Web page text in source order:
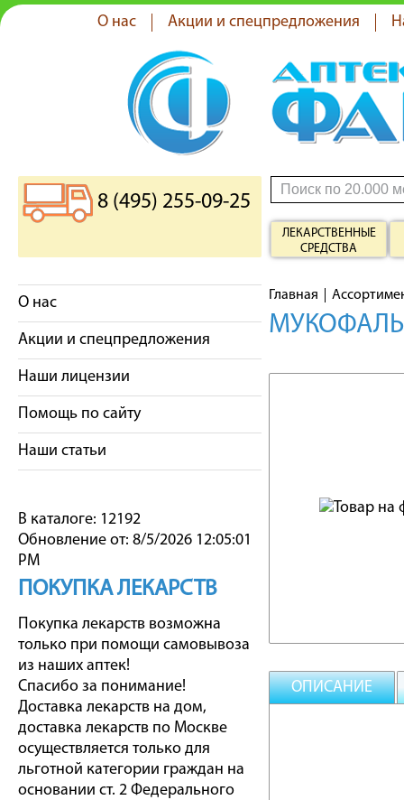
О нас Акции и спецпредложения
8 (495) 255-09-25
ЛЕКАРСТВЕННЫЕ
СРЕДСТВА
О нас
Акции и спецпредложения
Наши лицензии
Помощь по сайту
Наши статьи
В каталоге: 12192
Обновление от: 8/5/2026 12:05:01
PM
ПОКУПКА ЛЕКАРСТВ
Покупка лекарств возможна
только при помощи самовывоза
из наших аптек!
Спасибо за понимание!
Доставка лекарств на дом,
доставка лекарств по Москве
осуществляется только для
льготной категории граждан на
основании ст. 2 Федерального
Главная
ОПИСАНИЕ